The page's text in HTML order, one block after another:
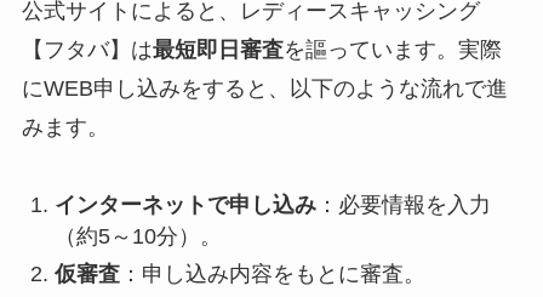
公式サイトによると、レディースキャッシング
【フタバ】は最短即日審査を謳っています。実際
にWEB申し込みをすると、以下のような流れで進
みます。
インターネットで申し込み：必要情報を入力
（約5～10分）。
仮審査：申し込み内容をもとに審査。